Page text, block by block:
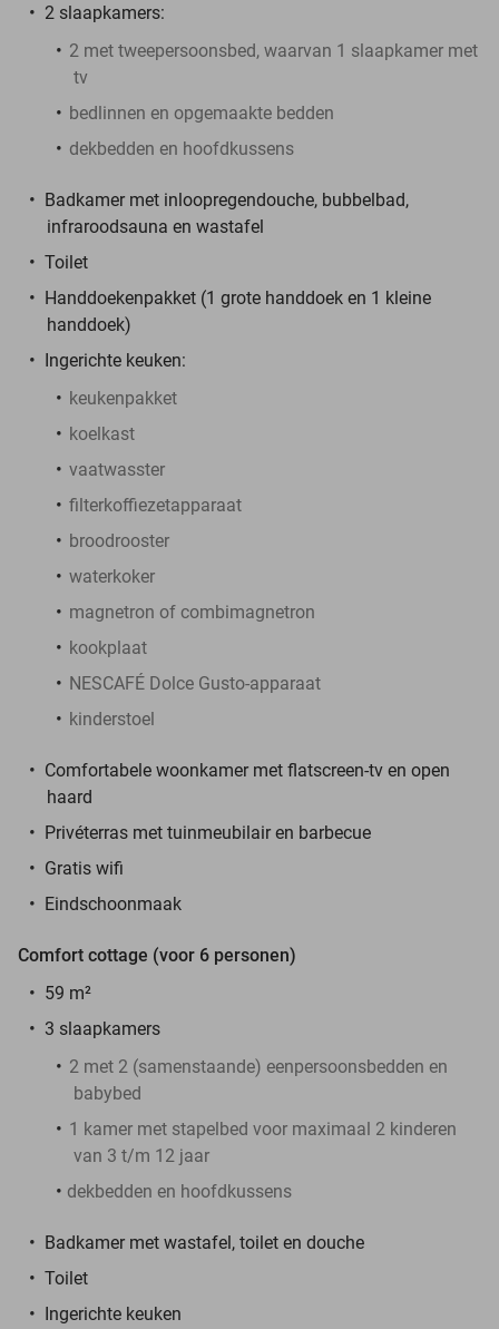
2 slaapkamers:
2 met tweepersoonsbed, waarvan 1 slaapkamer met
tv
bedlinnen en opgemaakte bedden
dekbedden en hoofdkussens
Badkamer met inloopregendouche, bubbelbad,
infraroodsauna en wastafel
Toilet
Handdoekenpakket (1 grote handdoek en 1 kleine
handdoek)
Ingerichte keuken:
keukenpakket
koelkast
vaatwasster
filterkoffiezetapparaat
broodrooster
waterkoker
magnetron of combimagnetron
kookplaat
NESCAFÉ Dolce Gusto-apparaat
kinderstoel
Comfortabele woonkamer met flatscreen-tv en open
haard
Privéterras met tuinmeubilair en barbecue
Gratis wifi
Eindschoonmaak
Comfort cottage (voor 6 personen)
59 m²
3 slaapkamers
2 met 2 (samenstaande) eenpersoonsbedden en
babybed
1 kamer met stapelbed voor maximaal 2 kinderen
van 3 t/m 12 jaar
dekbedden en hoofdkussens
Badkamer met wastafel, toilet en douche
Toilet
Ingerichte keuken